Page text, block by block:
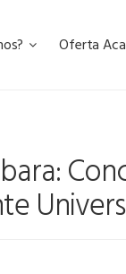
Oferta